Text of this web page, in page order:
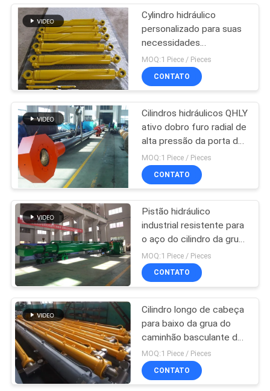
POLÍTICA
DE
PRIVACIDADE
Cilindros hidráulicos
industriais
Tintas Spray
térmico
22
Cilindro de Elevação
Hidráulica
Cylindro hidráulico
personalizado para suas
necessidades
específicas de acordo
com as necessidades do
fabricante fábrica
MOQ:1 Piece / Pieces
CONTATO
Cilindros hidráulicos QHLY
ativo dobro furo radial de
alta pressão da porta do
grande
MOQ:1 Piece / Pieces
CONTATO
Pistão hidráulico
industrial resistente para
o aço do cilindro da grua
do caminhão basculante
MOQ:1 Piece / Pieces
CONTATO
Cilindro longo de cabeça
para baixo da grua do
caminhão basculante do
curso do cilindro
hidráulico do cair grande
MOQ:1 Piece / Pieces
CONTATO